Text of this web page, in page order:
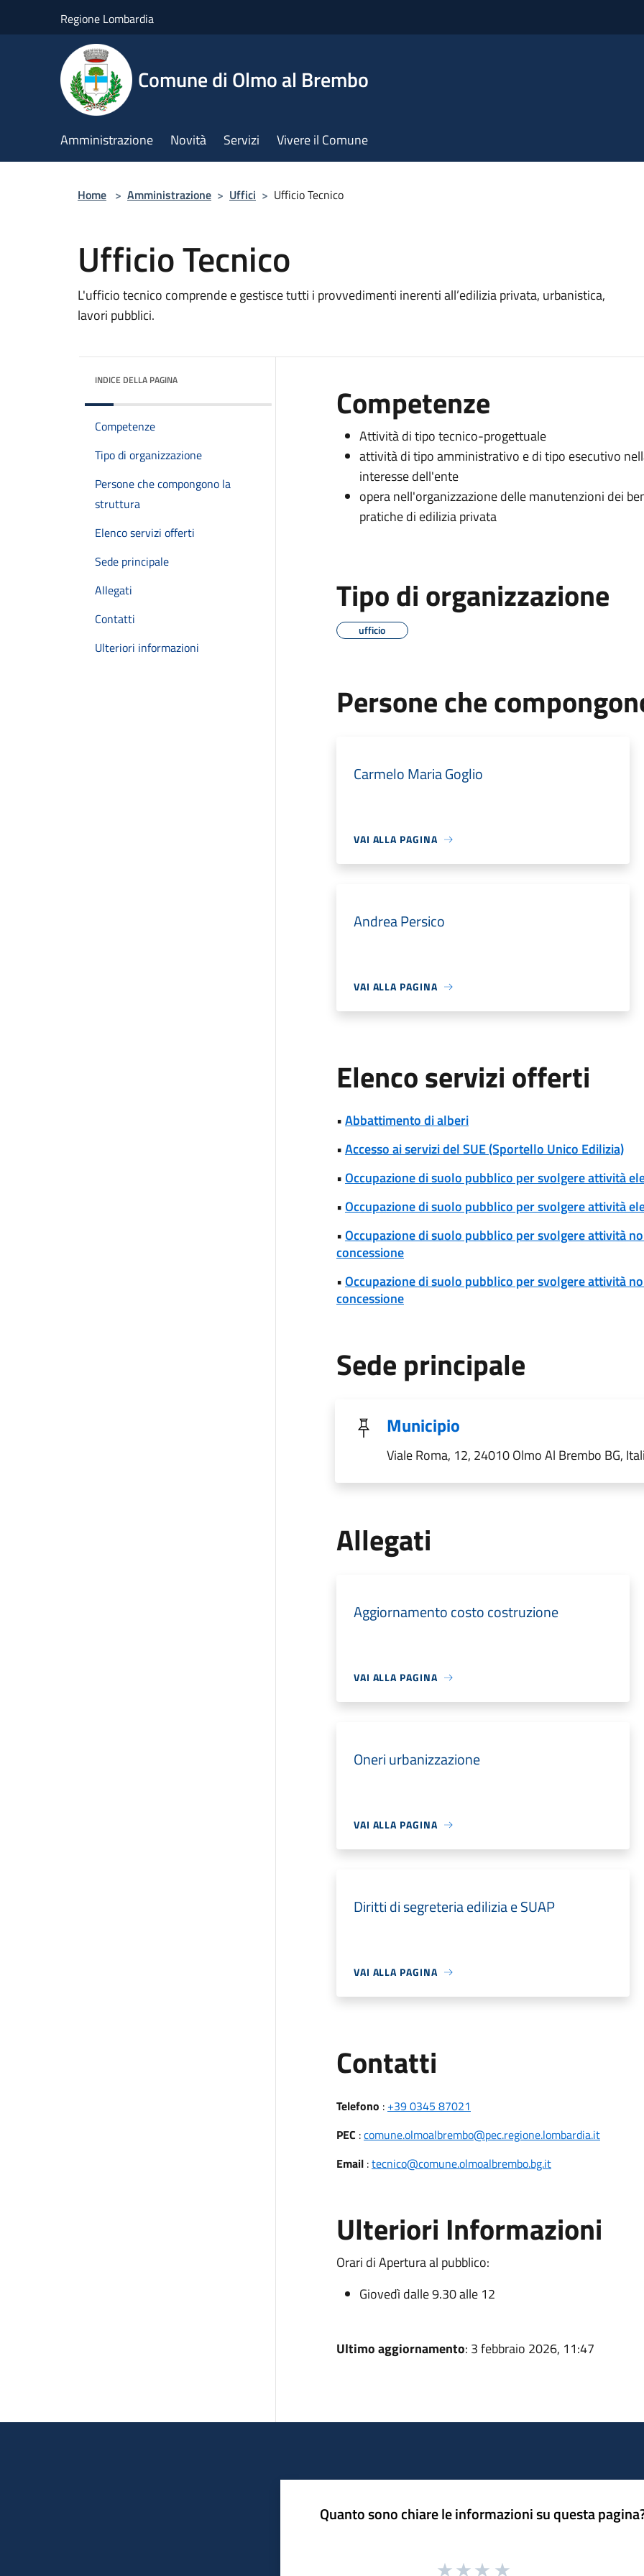
Regione Lombardia
Comune di Olmo al Brembo
Amministrazione Novità Servizi Vivere il Comune
Home > Amministrazione > Uffici > Ufficio Tecnico
Ufficio Tecnico
L'ufficio tecnico comprende e gestisce tutti i provvedimenti inerenti all’edilizia privata, urbanistica,
lavori pubblici.
INDICE DELLA PAGINA
Competenze
Tipo di organizzazione
Persone che compongono la
struttura
Elenco servizi offerti
Sede principale
Allegati
Contatti
Ulteriori informazioni
Competenze
Attività di tipo tecnico-progettuale
attività di tipo amministrativo e di tipo esecutivo
interesse dell'ente
opera nell'organizzazione delle manutenzioni dei
pratiche di edilizia privata
Tipo di organizzazione
ufficio
Persone che
Carmelo Maria Goglio
VAI ALLA PAGINA
Andrea Persico
VAI ALLA PAGINA
Elenco servizi offerti
•Abbattimento di alberi
•Accesso ai servizi del SUE (Sportello Unico Edilizia)
•Occupazione di suolo pubblico per svolgere attività
•Occupazione di suolo pubblico per svolgere attività
•Occupazione di suolo pubblico per svolgere attività
concessione
•Occupazione di suolo pubblico per svolgere attività
concessione
Sede principale
Municipio
Viale Roma, 12, 24010 Olmo Al Brembo BG,
Allegati
Aggiornamento costo costruzione
VAI ALLA PAGINA
Oneri urbanizzazione
VAI ALLA PAGINA
Diritti di segreteria edilizia e SUAP
VAI ALLA PAGINA
Contatti
Telefono : +39 0345 87021
PEC :comune.olmoalbrembo@pec.regione.lombardia.it
Email:tecnico@comune.olmoalbrembo.bg.it
Ulteriori Informazioni
Orari di Apertura al pubblico:
Giovedì dalle 9.30 alle 12
Ultimo aggiornamento: 3 febbraio 2026, 11:47
Quanto sono chiare le informazioni su questa